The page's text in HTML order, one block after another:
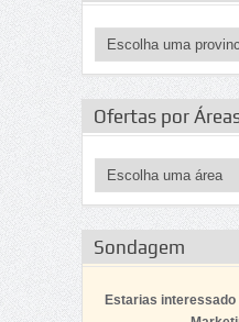
Ofertas por
Sondagem
Estarias